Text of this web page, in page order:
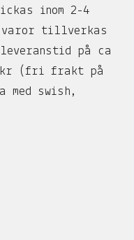
inom 2-4
varor tillverkas
på ca
kr (fri frakt på
swish,